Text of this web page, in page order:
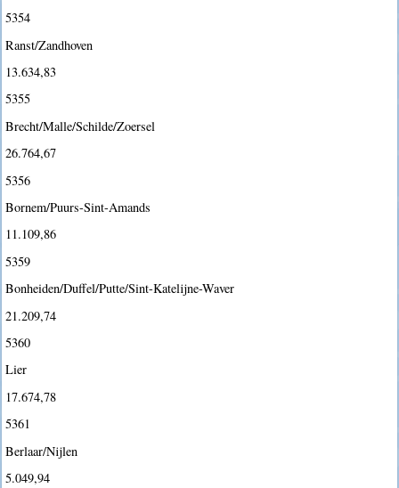
5354
Ranst/Zandhoven
13.634,83
5355
Brecht/Malle/Schilde/Zoersel
26.764,67
5356
Bornem/Puurs-Sint-Amands
11.109,86
5359
Bonheiden/Duffel/Putte/Sint-Katelijne-Waver
21.209,74
5360
Lier
17.674,78
5361
Berlaar/Nijlen
5.049,94